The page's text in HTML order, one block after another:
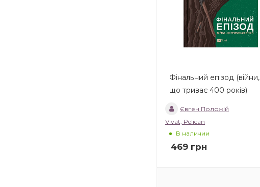
Фінальний епізод (війни,
що триває 400 років)
Євген Положій
Vivat, Pelican
В наличии
469 грн